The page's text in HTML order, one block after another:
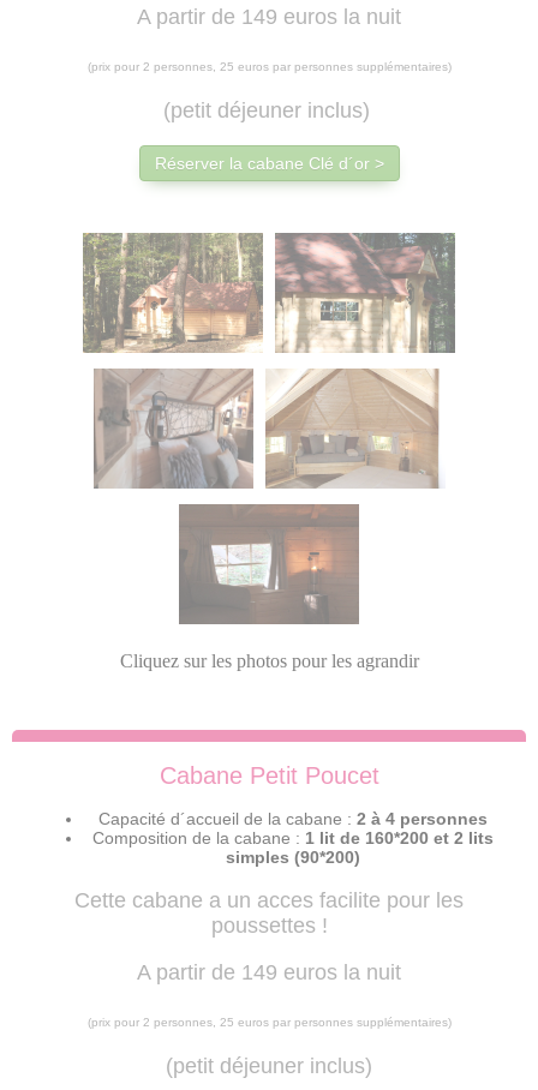
A partir de 149 euros la nuit
(prix pour 2 personnes, 25 euros par personnes supplémentaires)
(petit déjeuner inclus)
Réserver la cabane Clé d´or >
Cliquez sur les photos pour les agrandir
Cabane Petit Poucet
Capacité d´accueil de la cabane : 2 à 4 personnes
Composition de la cabane : 1 lit de 160*200 et 2 lits
simples (90*200)
Cette cabane a un acces facilite pour les
poussettes !
A partir de 149 euros la nuit
(prix pour 2 personnes, 25 euros par personnes supplémentaires)
(petit déjeuner inclus)